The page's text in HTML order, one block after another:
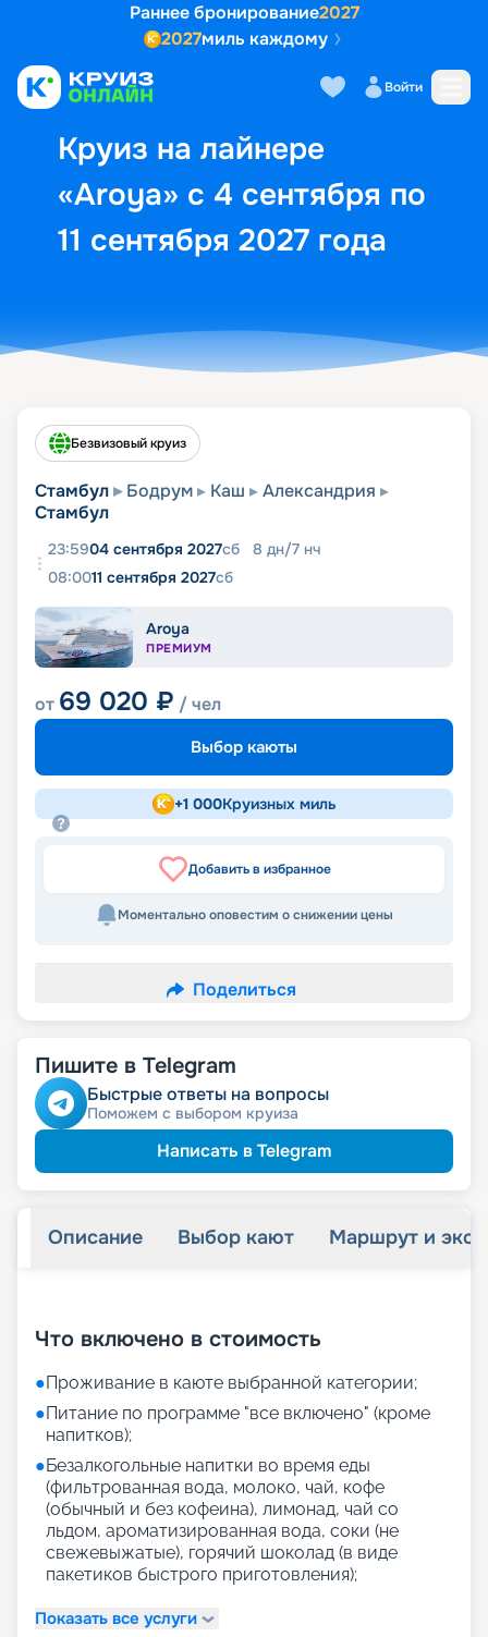
Раннее бронирование2027
2027миль каждому
Войти
Круиз на лайнере
«Aroya» с 4 сентября по
11 сентября 2027 года
Выбор кают Маршрут и
Безвизовый круиз
Стамбул Бодрум Каш
Александрия
Стамбул
23:5904 сентября 2027сб 8 дн/7 нч
08:0011 сентября 2027сб
Aroya
ПРЕМИУМ
от 69 020 ₽ / чел
Выбор каюты
+1 000Круизных миль
Добавить в избранное
Моментально оповестим о снижении цены
Поделиться
Пишите в Telegram
Быстрые ответы на вопросы
Поможем с выбором круиза
Написать в Telegram
Описание Выбор кают Маршрут и
Что включено в стоимость
●Проживание в каюте выбранной категории;
●Питание по программе "все включено" (кроме
напитков);
●Безалкогольные напитки во время еды
(фильтрованная вода, молоко, чай, кофе
(обычный и без кофеина), лимонад, чай со
льдом, ароматизированная вода, соки (не
свежевыжатые), горячий шоколад (в виде
пакетиков быстрого приготовления);
Показать все услуги